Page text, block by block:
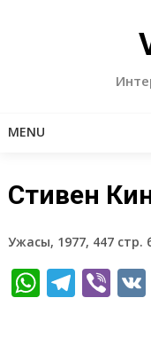
MENU
Стивен
Ужасы, 1977, 447 стр.